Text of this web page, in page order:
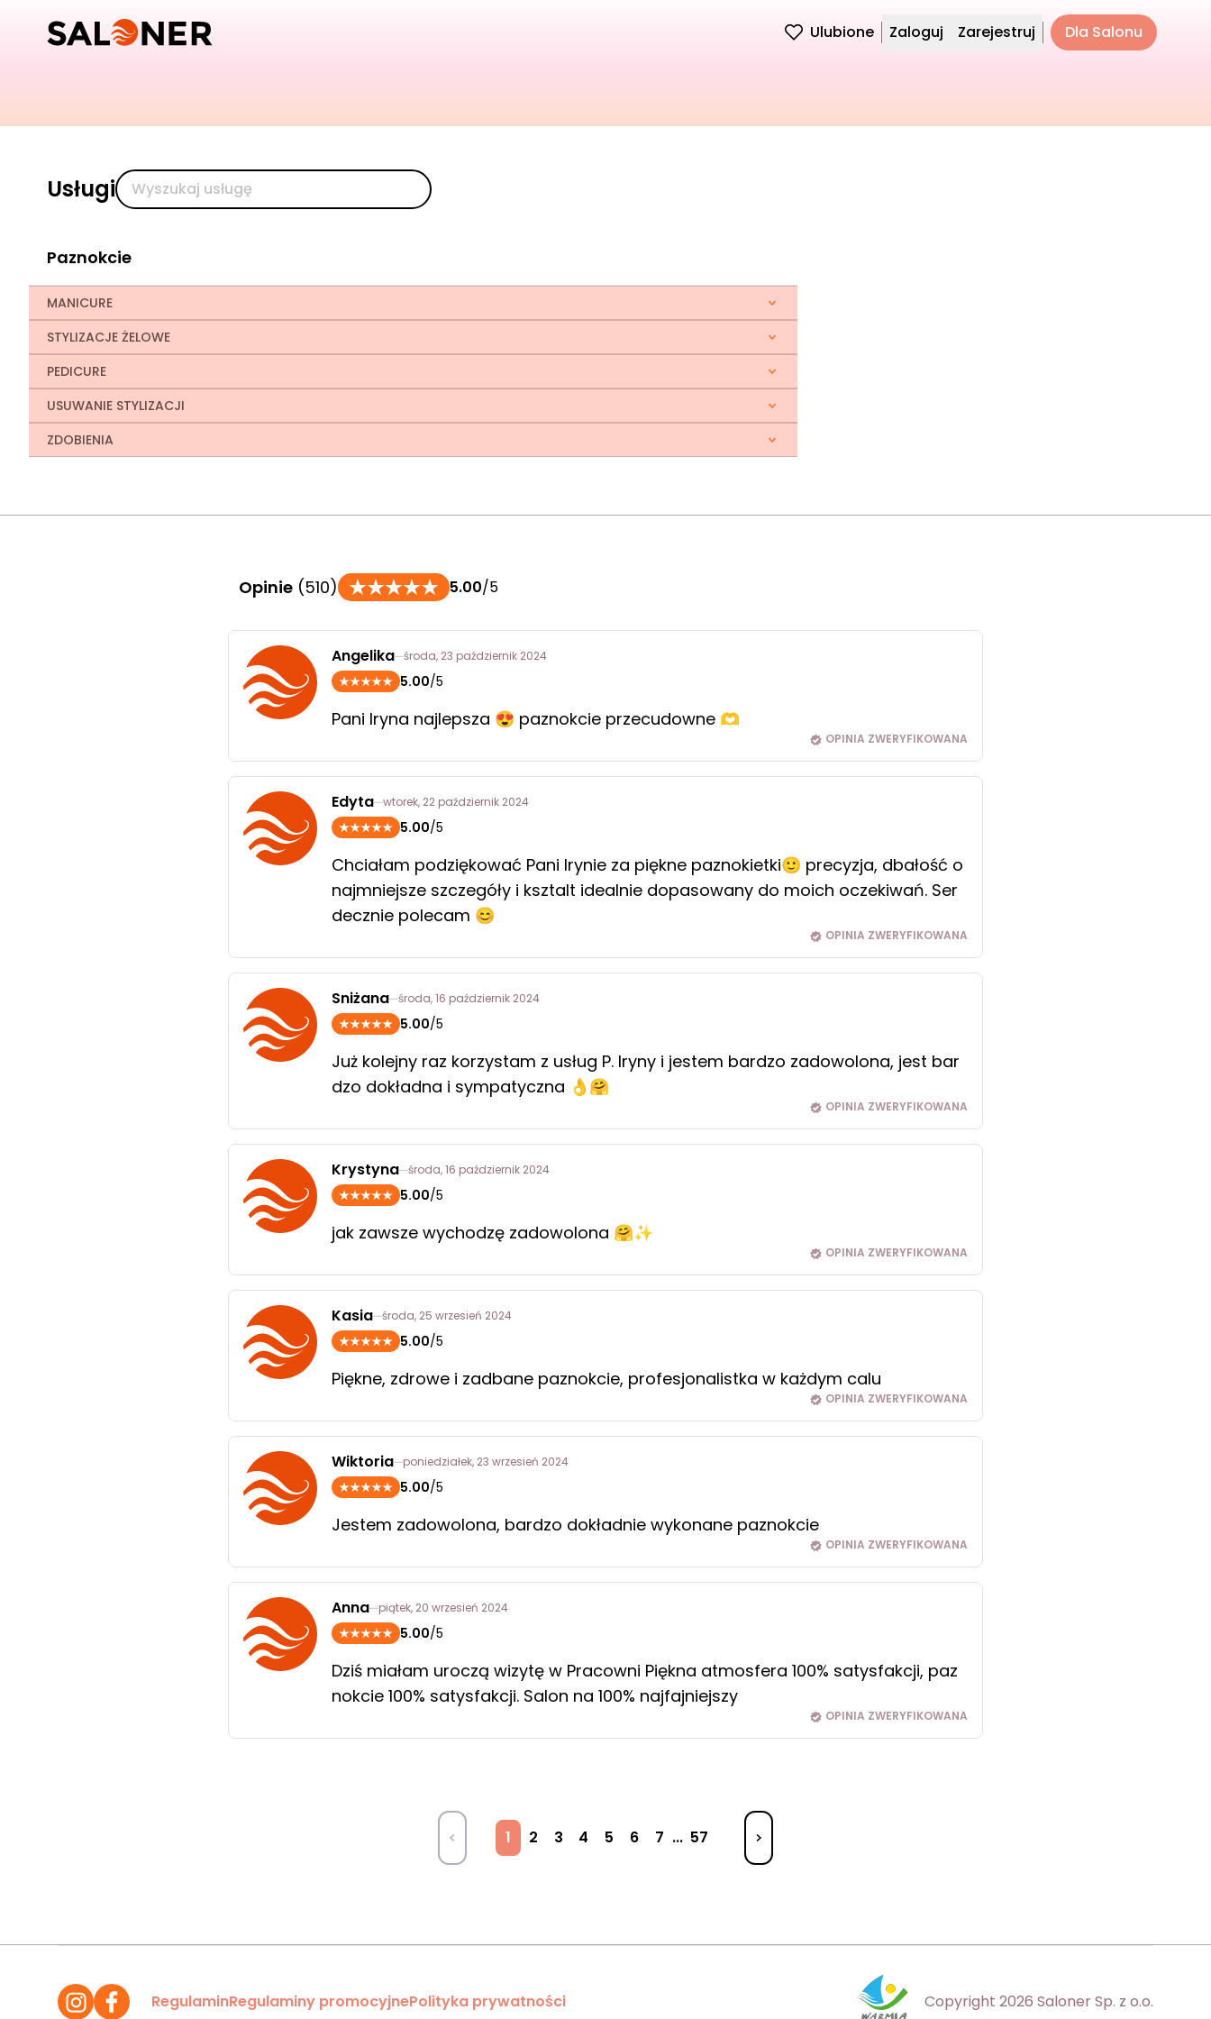
Ulubione Zaloguj Zarejestruj Dla Salonu
Usługi
Paznokcie
MANICURE
STYLIZACJE ŻELOWE
PEDICURE
USUWANIE STYLIZACJI
ZDOBIENIA
Opinie (510) 5.00/5
Angelika środa, 23 październik 2024
5.00/5
Pani Iryna najlepsza 😍 paznokcie przecudowne 🫶
OPINIA ZWERYFIKOWANA
Edyta wtorek, 22 październik 2024
5.00/5
Chciałam podziękować Pani Irynie za piękne paznokietki🙂 precyzja, dbałość o
najmniejsze szczegóły i ksztalt idealnie dopasowany do moich oczekiwań. Ser
decznie polecam 😊
OPINIA ZWERYFIKOWANA
Sniżana środa, 16 październik 2024
5.00/5
Już kolejny raz korzystam z usług P. Iryny i jestem bardzo zadowolona, jest bar
dzo dokładna i sympatyczna 👌🤗
OPINIA ZWERYFIKOWANA
Krystyna środa, 16 październik 2024
5.00/5
jak zawsze wychodzę zadowolona 🤗✨️
OPINIA ZWERYFIKOWANA
Kasia środa, 25 wrzesień 2024
5.00/5
Piękne, zdrowe i zadbane paznokcie, profesjonalistka w każdym calu
OPINIA ZWERYFIKOWANA
Wiktoria poniedziałek, 23 wrzesień 2024
5.00/5
Jestem zadowolona, bardzo dokładnie wykonane paznokcie
OPINIA ZWERYFIKOWANA
Anna piątek, 20 wrzesień 2024
5.00/5
Dziś miałam uroczą wizytę w Pracowni Piękna atmosfera 100% satysfakcji, paz
nokcie 100% satysfakcji. Salon na 100% najfajniejszy
OPINIA ZWERYFIKOWANA
1 2 3 4 5 6 7 ... 57
RegulaminRegulaminy promocyjnePolityka prywatności Copyright 2026 Saloner Sp. z o.o.